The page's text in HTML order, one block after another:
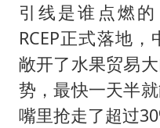
引线是谁点燃
RCEP正式落地
敞开了水果贸易
势，最快一天半
嘴里抢走了超过